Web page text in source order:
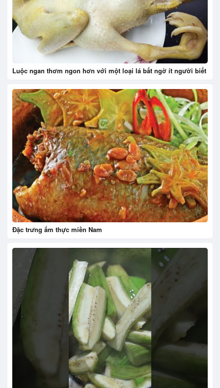
Luộc ngan thơm ngon hơn với một loại lá bất ngờ ít người biết
Đặc trưng ẩm thực miền Nam